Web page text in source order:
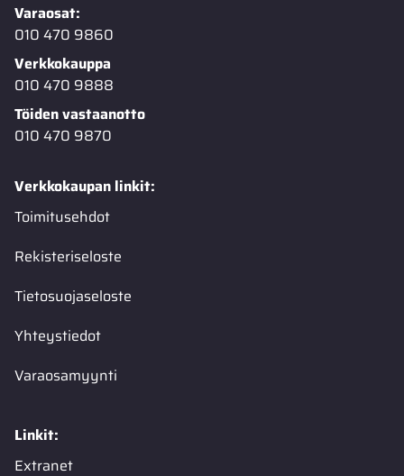
Varaosat:
010 470 9860
Verkkokauppa
010 470 9888
Töiden vastaanotto
010 470 9870
Verkkokaupan linkit:
Toimitusehdot
Rekisteriseloste
Tietosuojaseloste
Yhteystiedot
Varaosamyynti
Linkit:
Extranet